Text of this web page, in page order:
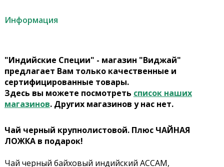
Информация
"Индийские Специи" - магазин "Виджай"
предлагает Вам только качественные и
сертифицированные товары.
Здесь вы можете посмотреть список наших
магазинов. Других магазинов у нас нет.
Чай черный крупнолистовой. Плюс ЧАЙНАЯ
ЛОЖКА в подарок!
Чай черный байховый индийский АССАМ,